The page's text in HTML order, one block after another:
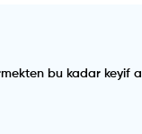
bu kadar keyif